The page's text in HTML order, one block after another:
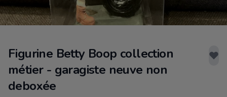
Figurine Betty Boop collection
métier - garagiste neuve non
deboxée